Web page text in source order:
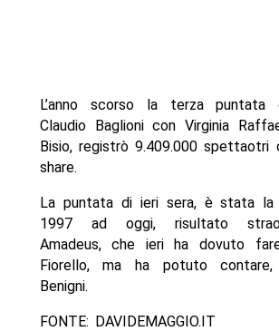
L’anno scorso la terza puntata
Claudio Baglioni con Virginia
Bisio, registrò 9.409.000 spettaotri
share.
La puntata di ieri sera, è stata
1997 ad oggi, risultato
Amadeus, che ieri ha dovuto
Fiorello, ma ha potuto
Benigni.
FONTE: DAVIDEMAGGIO.IT